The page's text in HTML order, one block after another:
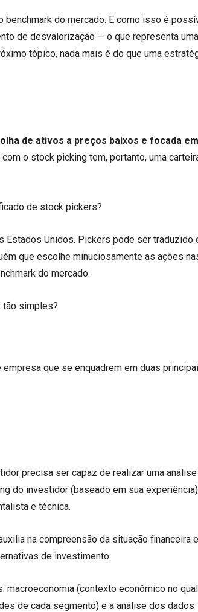
do mercado. E como isso é
de desvalorização — o que representa uma
tópico, nada mais é do que uma
de ativos a preços baixos e focada
o stock picking tem, portanto, uma
de stock pickers?
Estados Unidos. Pickers pode ser traduzido
que escolhe minuciosamente as ações
do mercado.
tão simples?
que se enquadrem em duas
precisa ser capaz de realizar uma análise
do investidor (baseado em sua
e técnica.
na compreensão da situação financeira
de investimento.
(contexto econômico no
de cada segmento) e a análise dos dados